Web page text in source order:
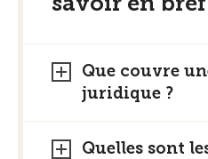
Que couvre
juridique ?
Quelles sont